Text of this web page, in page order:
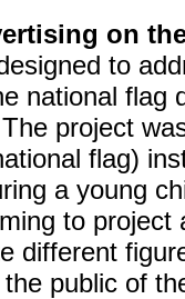
on
to
national flag
project
flag)
a young
to
different
public of